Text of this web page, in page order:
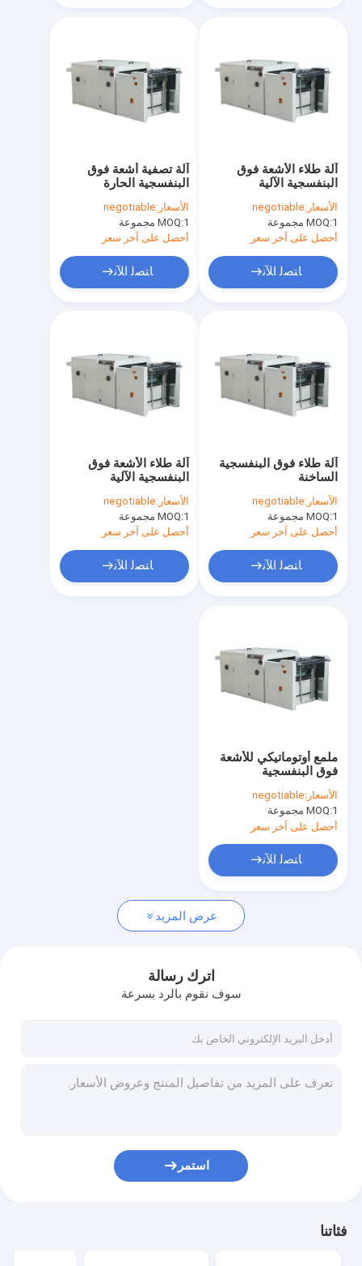
الزجاج العازل الرأسي / آلة الزجاج المزدوج
ألبوم صنع الآلات والمستهلكات
آلة النافذة والأبواب PVC
آلة المعالجة العميقة للزجاج
آلة النوافذ والأبواب من الألومنيوم
آلة قطع الزجاج
طابعة مسطحة UV
آلة تصفية أشعة فوق
البنفسجية الحارة
الأسعار:negotiable
MOQ:1 مجموعة
أحصل على آخر سعر
ﺎﺘﺼﻟ ﺍﻶﻧ
آلة طلاء الأشعة فوق
البنفسجية الآلية
الأسعار:negotiable
MOQ:1 مجموعة
أحصل على آخر سعر
ﺎﺘﺼﻟ ﺍﻶﻧ
آلة طلاء الأشعة فوق
البنفسجية الآلية
الأسعار:negotiable
MOQ:1 مجموعة
أحصل على آخر سعر
ﺎﺘﺼﻟ ﺍﻶﻧ
آلة طلاء فوق البنفسجية
الساخنة
الأسعار:negotiable
MOQ:1 مجموعة
أحصل على آخر سعر
ﺎﺘﺼﻟ ﺍﻶﻧ
ملمع أوتوماتيكي للأشعة
فوق البنفسجية
الأسعار:negotiable
MOQ:1 مجموعة
أحصل على آخر سعر
ﺎﺘﺼﻟ ﺍﻶﻧ
عرض المزيد
اترك رسالة
سوف نقوم بالرد بسرعة
استمر
فئاتنا